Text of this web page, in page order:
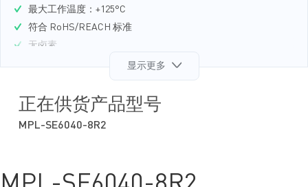
最大工作温度：+125°C
符合 RoHS/REACH 标准
无卤素
显示更多
正在供货产品型号
MPL-SE6040-8R2